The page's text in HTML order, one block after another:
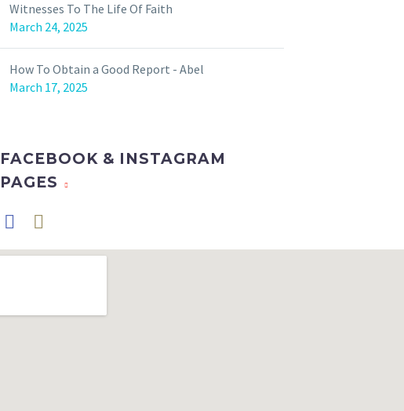
Witnesses To The Life Of Faith
March 24, 2025
How To Obtain a Good Report - Abel
March 17, 2025
FACEBOOK & INSTAGRAM
PAGES